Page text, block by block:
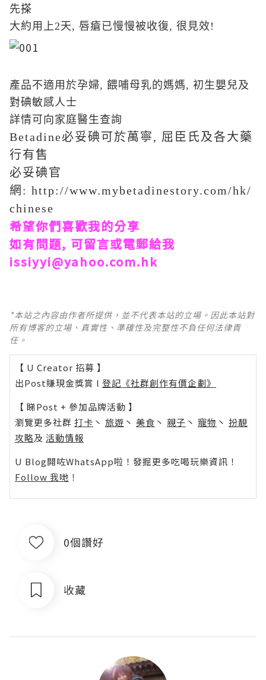
先搽
大約用上2天, 唇瘡已慢慢被收復, 很見效!
產品不適用於孕婦, 餵哺母乳的媽媽, 初生嬰兒及
對碘敏感人士
詳情可向家庭醫生查詢
Betadine必妥碘可於萬寧, 屈臣氏及各大藥
行有售
必妥碘官
網: http://www.mybetadinestory.com/hk/
chinese
希望你們喜歡我的分享
如有問題, 可留言或電郵給我
issiyyi@yahoo.com.hk
*本站之內容由作者所提供，並不代表本站的立場。因此本站對
所有博客的立場、真實性、準確性及完整性不負任何法律責
任。
【 U Creator 招募 】
出Post賺現金獎賞 l 登記《社群創作有價企劃》
【 睇Post + 參加品牌活動 】
瀏覽更多社群 打卡 丶 旅遊 丶 美食 丶 親子 丶 寵物 丶 扮靚
攻略及 活動情報
U Blog開咗WhatsApp啦！發掘更多吃喝玩樂資訊！
Follow 我哋 ！
0個讚好
收藏